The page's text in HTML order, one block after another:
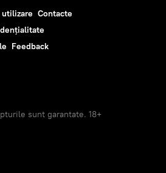
Contacte
Feedback
sunt garantate. 18+